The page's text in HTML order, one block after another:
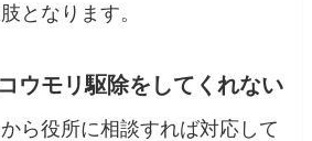
となります。
ウモリ駆除をしてくれない
から役所に相談すれば対応して